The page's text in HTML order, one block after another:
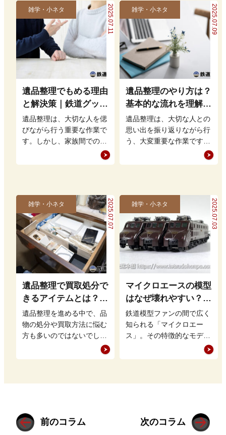
2025.07.11
雑学・小ネタ
遺品整理でもめる理由
と解決策｜鉄道グッズ
の整理方法もアドバイ
ス
遺品整理は、大切な人を偲
びながら行う重要な作業で
す。しかし、家族間での意
見の相違や思い出の品をど
う扱うかという問題から、
2025.07.09
雑学・小ネタ
遺品整理のやり方は？
基本的な流れを理解し
て買取・処分をスムー
ズに進めよう
遺品整理は、大切な人との
思い出を振り返りながら行
う、大変重要な作業です。
しかし、どこから手をつけ
れば良いのかやり方が分か
2025.07.07
雑学・小ネタ
遺品整理で買取処分で
きるアイテムとは？鉄
道グッズを高く売るポ
イントも
遺品整理を進める中で、品
物の処分や買取方法に悩む
方も多いのではないでしょ
うか。特に、まだ価値のあ
る品物は適切に買取に出す
2025.07.03
雑学・小ネタ
マイクロエースの模型
はなぜ壊れやすい？｜
特徴と対策を解説
鉄道模型ファンの間で広く
知られる「マイクロエー
ス」。その特徴的なモデル
展開や緻密なディテールが
魅力ですが、「壊れやす
前のコラム 次のコラム